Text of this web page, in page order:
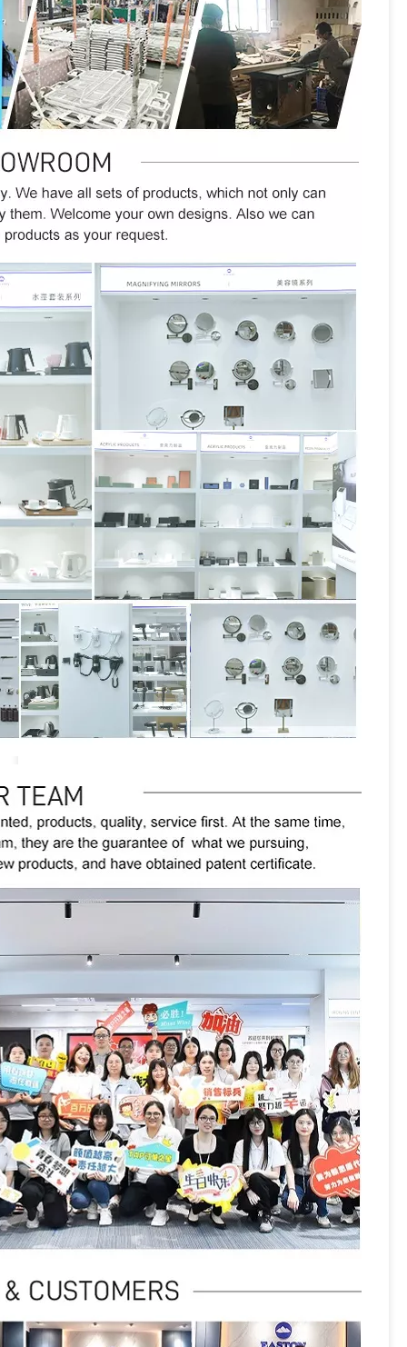
والخدمة أولاً. سنستمر في الابتكار ، والتقدم إلى الأمام ونبذل
جهودًا لا يتجزأ لتزويد عملائنا بمنتجات أفضل وخدمات ممتازة.